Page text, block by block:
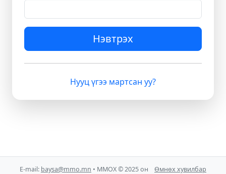
Нэвтрэх
Нууц үгээ мартсан уу?
E-mail: baysa@mmo.mn • ММОХ © 2025 он Өмнөх хувилбар